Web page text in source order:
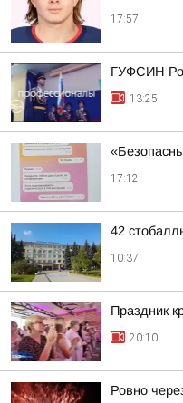
17:57
ГУФСИН
13:25
17:12
42
10:37
Праздник
20:10
Ровно